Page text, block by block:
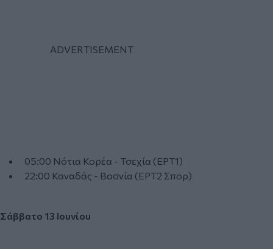
05:00 Νότια Κορέα - Τσεχία (ΕΡΤ1)
22:00 Καναδάς - Βοσνία (ΕΡΤ2 Σπορ)
Σάββατο 13 Ιουνίου